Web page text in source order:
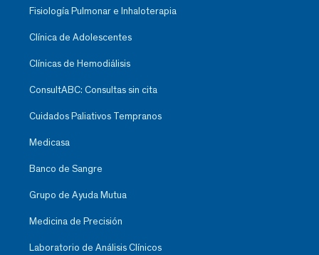
Fisiología Pulmonar e Inhaloterapia
Clínica de Adolescentes
Clínicas de Hemodiálisis
ConsultABC: Consultas sin cita
Cuidados Paliativos Tempranos
Medicasa
Banco de Sangre
Grupo de Ayuda Mutua
Medicina de Precisión
Laboratorio de Análisis Clínicos